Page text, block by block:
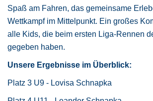
Spaß am Fahren, das gemeinsame
Wettkampf im Mittelpunkt. Ein großes
alle Kids, die beim ersten Liga-Rennen
gegeben haben.
Unsere Ergebnisse im Überblick:
Platz 3 U9 - Lovisa Schnapka